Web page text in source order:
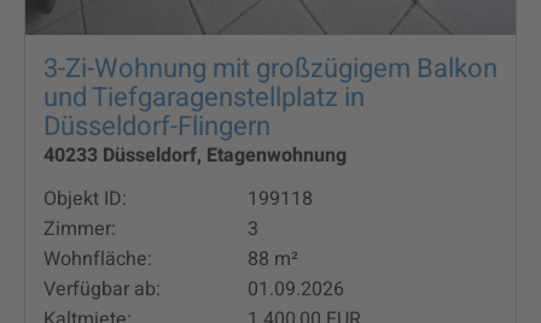
3-Zi-Wohnung mit großzügigem Balkon
und Tiefgaragenstellplatz in
Düsseldorf-Flingern
40233 Düsseldorf, Etagenwohnung
Objekt ID:
199118
Zimmer:
3
Wohnfläche:
88 m²
Verfügbar ab:
01.09.2026